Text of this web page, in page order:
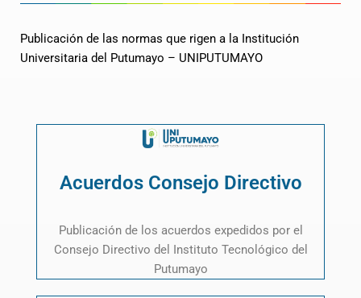
Publicación de las normas que rigen a la Institución
Universitaria del Putumayo – UNIPUTUMAYO
Acuerdos Consejo Directivo
Publicación de los acuerdos expedidos por el
Consejo Directivo del Instituto Tecnológico del
Putumayo